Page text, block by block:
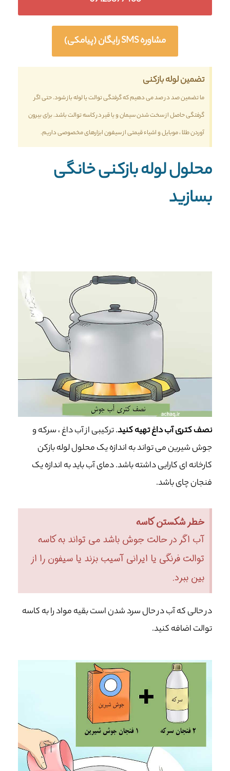
مشاوره SMS رایگان (پیامکی)
تضمین لوله بازکنی
ما تضمین صد در صد می دهیم که گرفتگی توالت یا لوله باز شود. حتی اگر
گرفتگی حاصل از سخت شدن سیمان و یا قیر در کاسه توالت باشد. برای بیرون
آوردن طلا ، موبایل و اشیاء قیمتی از سیفون ابزارهای مخصوصی داریم.
محلول لوله بازکنی خانگی
بسازید
نصف کتری آب داغ تهیه کنید. ترکیبی از آب داغ ، سرکه و
جوش شیرین می تواند به اندازه یک محلول لوله بازکن
کارخانه ای کارایی داشته باشد. دمای آب باید به اندازه یک
فنجان چای باشد.
خطر شکستن کاسه
آب اگر در حالت جوش باشد می تواند به کاسه
توالت فرنگی یا ایرانی آسیب بزند یا سیفون را از
بین ببرد.
در حالی که آب در حال سرد شدن است بقیه مواد را به کاسه
توالت اضافه کنید.